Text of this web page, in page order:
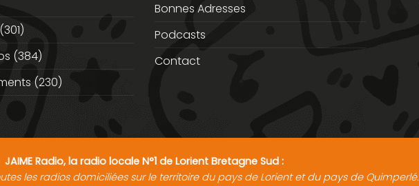
(301)
(384)
(230)
Bonnes Adresses
Podcasts
Contact
JAIME Radio, la radio locale N°1 de Lorient Bretagne Sud :
les radios domiciliées sur le territoire du pays de Lorient et du pays de Quimperlé.